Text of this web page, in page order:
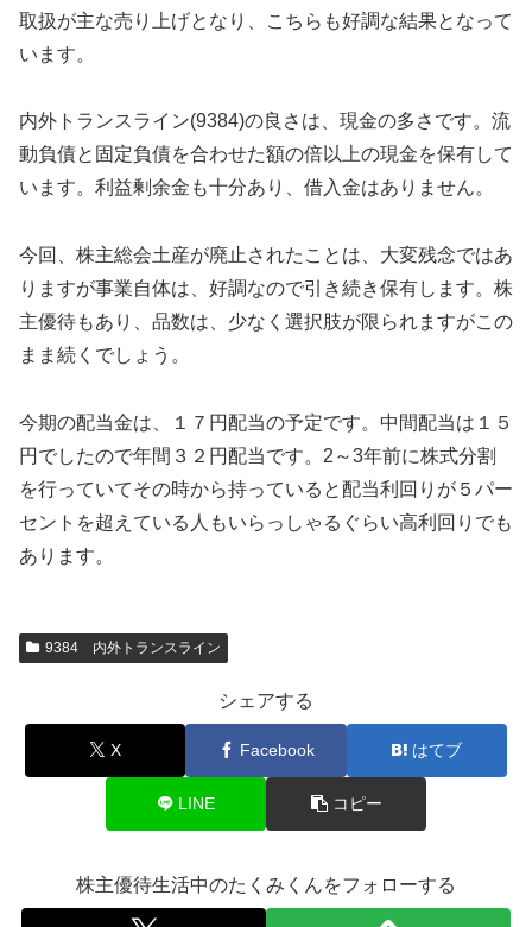
取扱が主な売り上げとなり、こちらも好調な結果となって
います。
内外トランスライン(9384)の良さは、現金の多さです。流
動負債と固定負債を合わせた額の倍以上の現金を保有して
います。利益剰余金も十分あり、借入金はありません。
今回、株主総会土産が廃止されたことは、大変残念ではあ
りますが事業自体は、好調なので引き続き保有します。株
主優待もあり、品数は、少なく選択肢が限られますがこの
まま続くでしょう。
今期の配当金は、１７円配当の予定です。中間配当は１５
円でしたので年間３２円配当です。2～3年前に株式分割
を行っていてその時から持っていると配当利回りが５パー
セントを超えている人もいらっしゃるぐらい高利回りでも
あります。
9384 内外トランスライン
シェアする
X Facebook はてブ
LINE コピー
株主優待生活中のたくみくんをフォローする